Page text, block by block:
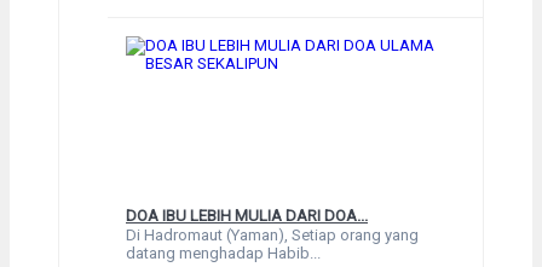
DOA IBU LEBIH MULIA DARI DOA...
Di Hadromaut (Yaman), Setiap orang yang
datang menghadap Habib...